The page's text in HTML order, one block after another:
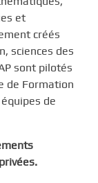
et
créés
sciences des
sont pilotés
de Formation
de